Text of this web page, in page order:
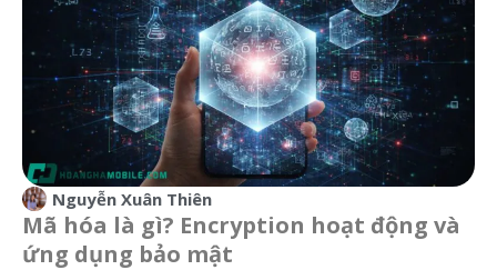
Nguyễn Xuân Thiên
Mã hóa là gì? Encryption hoạt động và
ứng dụng bảo mật